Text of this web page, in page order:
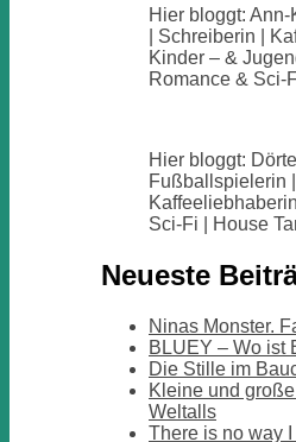
Hier bloggt:
| Schreiberin |
Kinder – &
Romance & Sci-
Hier bloggt:
Fußballspielerin
Sci-Fi | House
Neueste
Ninas Monster.
BLUEY – Wo ist
Die Stille im
Kleine und
Weltalls
There is no way